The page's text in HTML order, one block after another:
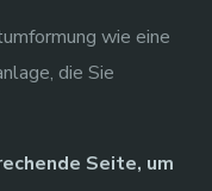
wie eine
die Sie
Seite, um